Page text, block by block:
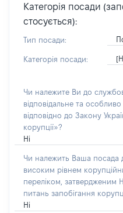
Категорія посади
стосується):
Тип посади:
Категорія посади:
Чи належите Ви до
відповідальне та
відповідно до Закону
корупції»?
Ні
Чи належить Ваша посада
високим рівнем
переліком, затвердженим
питань запобігання
Ні